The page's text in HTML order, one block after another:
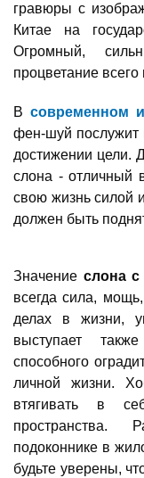
гравюры с
Китае на
Огромный,
процветание всего
Всовременном
фен-шуй послужит
достижении цели.
слона - отличный
свою жизнь силой
должен быть
Значение слона
всегда сила,
делах в жизни,
выступает
способного
личной жизни.
втягивать в
пространства.
подоконнике в
будьте уверены,